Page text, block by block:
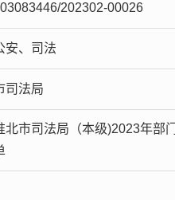
202302-00026
安、司法
司法局
北市司法局（本级)2023年部